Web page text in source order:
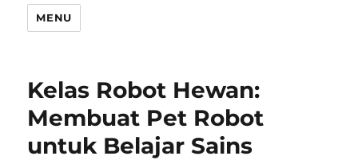
MENU
Kelas Robot Hewan:
Membuat Pet Robot
untuk Belajar Sains